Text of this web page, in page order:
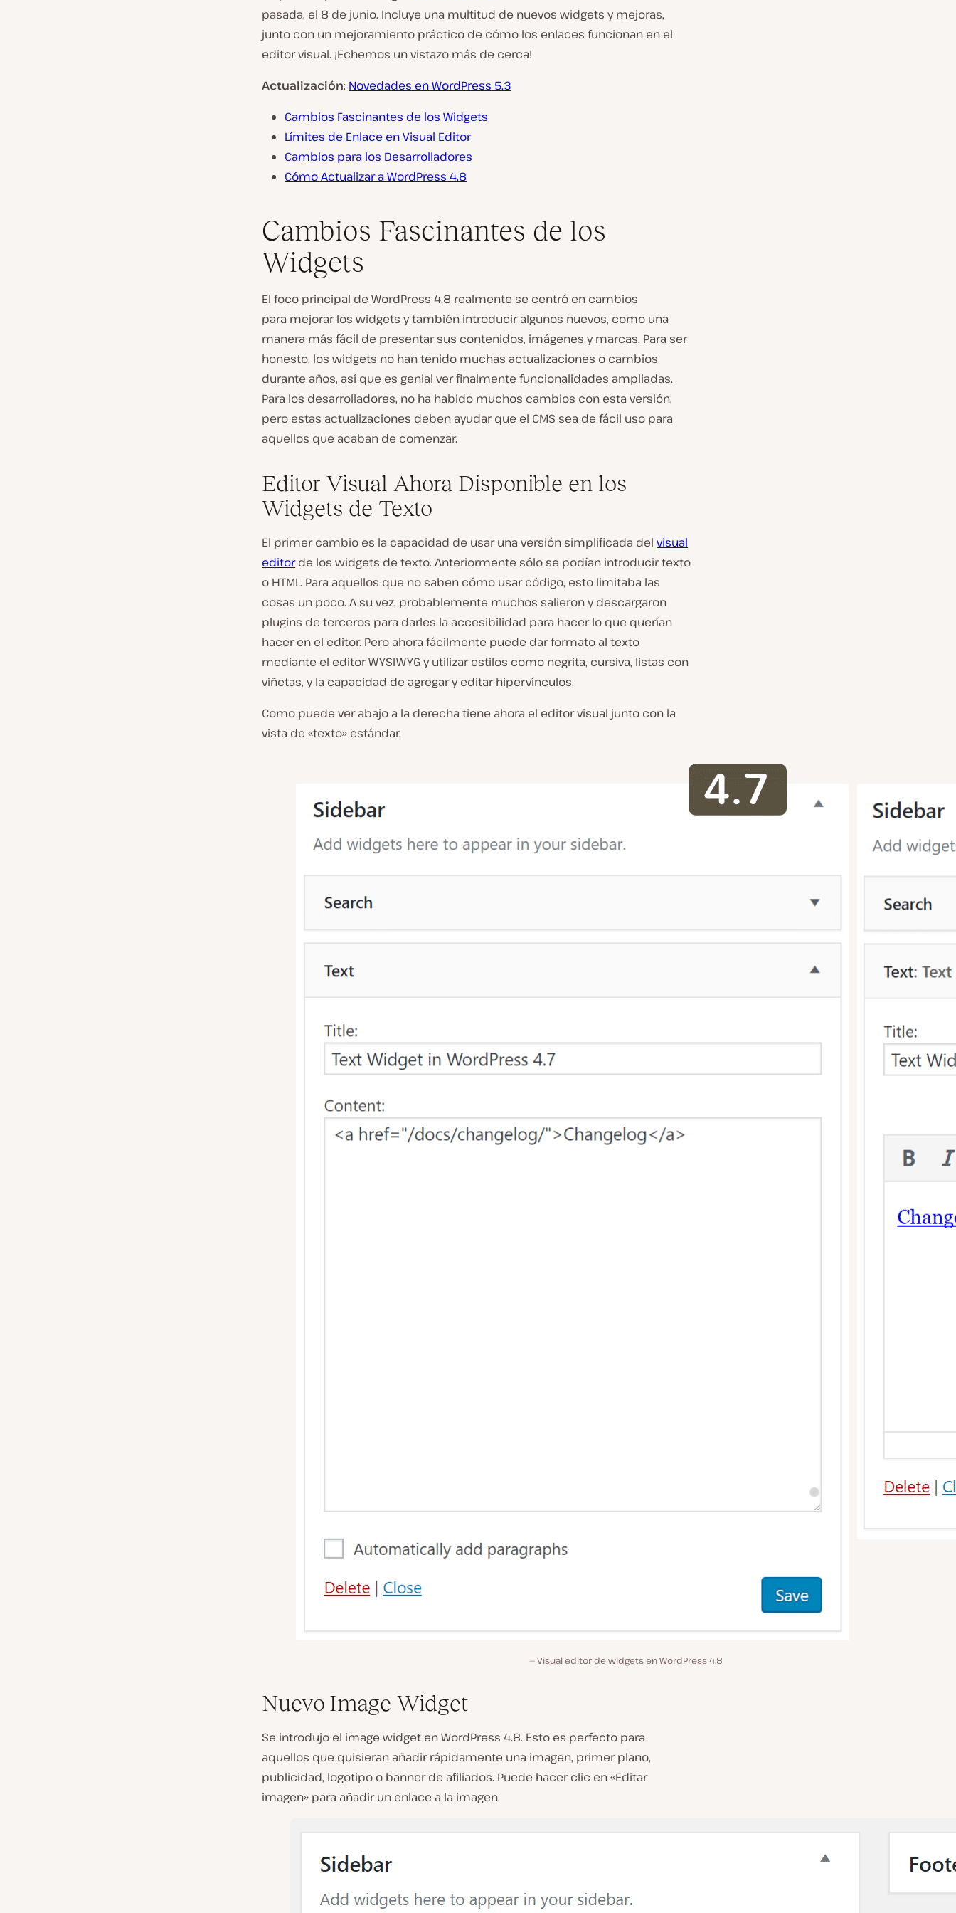
pasada, el 8 de junio. Incluye una multitud de nuevos widgets y mejoras,
junto con un mejoramiento práctico de cómo los enlaces funcionan en el
editor visual. ¡Echemos un vistazo más de cerca!
Actualización: Novedades en WordPress 5.3
Cambios Fascinantes de los Widgets
Límites de Enlace en Visual Editor
Cambios para los Desarrolladores
Cómo Actualizar a WordPress 4.8
Cambios Fascinantes de los
Widgets
El foco principal de WordPress 4.8 realmente se centró en cambios
para mejorar los widgets y también introducir algunos nuevos, como una
manera más fácil de presentar sus contenidos, imágenes y marcas. Para ser
honesto, los widgets no han tenido muchas actualizaciones o cambios
durante años, así que es genial ver finalmente funcionalidades ampliadas.
Para los desarrolladores, no ha habido muchos cambios con esta versión,
pero estas actualizaciones deben ayudar que el CMS sea de fácil uso para
aquellos que acaban de comenzar.
Editor Visual Ahora Disponible en los
Widgets de Texto
El primer cambio es la capacidad de usar una versión simplificada del visual
editorde los widgets de texto. Anteriormente sólo se podían introducir texto
o HTML. Para aquellos que no saben cómo usar código, esto limitaba las
cosas un poco. A su vez, probablemente muchos salieron y descargaron
plugins de terceros para darles la accesibilidad para hacer lo que querían
hacer en el editor. Pero ahora fácilmente puede dar formato al texto
mediante el editor WYSIWYG y utilizar estilos como negrita, cursiva, listas con
viñetas, y la capacidad de agregar y editar hipervínculos.
Como puede ver abajo a la derecha tiene ahora el editor visual junto con la
vista de «texto» estándar.
Visual editor de widgets en WordPress 4.8
Nuevo Image Widget
Se introdujo el image widget en WordPress 4.8. Esto es perfecto para
aquellos que quisieran añadir rápidamente una imagen, primer plano,
publicidad, logotipo o banner de afiliados. Puede hacer clic en «Editar
imagen» para añadir un enlace a la imagen.